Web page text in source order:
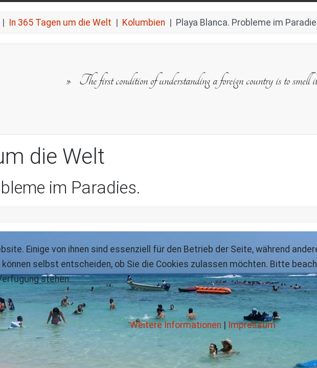
In 365 Tagen um die Welt Kolumbien Playa Blanca. Probleme im
The first condition of understanding a foreign country is to smell it
die Welt
im Paradies.
Einige von ihnen sind essenziell für den Betrieb der Seite, während
selbst entscheiden, ob Sie die Cookies zulassen möchten. Bitte
stehen.
Weitere Informationen Impressum